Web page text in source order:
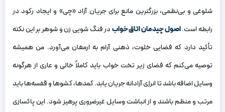
شلوغی و بی‌نظمی، بزرگترین مانع برای جریان آزاد «چی» و ایجاد رکود در
رابطه است.اصول چیدمان اتاق خوابدر فنگ شویی زن و شوهر بر این نکته
تأکید دارد که فضایی خلوت، ذهنی آرام به ارمغان می‌آورد. من همیشه
توصیه می‌کنم که فضای زیر تخت خواب باید کاملاً خالی و عاری از هرگونه
وسایل اضافه باشد تا انرژی آزادانه جریان یابد. کمدها، کشوها و قفسه‌ها باید
مرتب و منظم باشند و از انباشت وسایل غیرضروری پرهیز شود. این پاکسازی